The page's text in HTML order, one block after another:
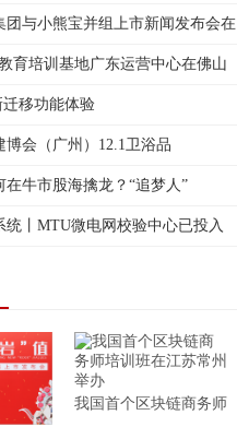
团与小熊宝并组上市新闻发布会在
育培训基地广东运营中心在佛山
迁移功能体验
博会（广州）12.1卫浴品
在牛市股海擒龙？“追梦人”
统丨MTU微电网校验中心已投入
我国首个区块链商务师